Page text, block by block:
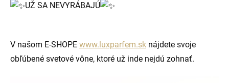
UŽ SA NEVYRÁBAJÚ
V našom E-SHOPE www.luxparfem.sk nájdete svoje
obľúbené svetové vône, ktoré už inde nejdú zohnať.